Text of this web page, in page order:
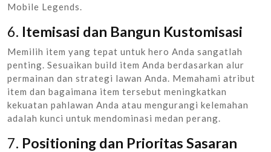
Mobile Legends.
6. Itemisasi dan Bangun Kustomisasi
Memilih item yang tepat untuk hero Anda sangatlah
penting. Sesuaikan build item Anda berdasarkan alur
permainan dan strategi lawan Anda. Memahami atribut
item dan bagaimana item tersebut meningkatkan
kekuatan pahlawan Anda atau mengurangi kelemahan
adalah kunci untuk mendominasi medan perang.
7. Positioning dan Prioritas Sasaran